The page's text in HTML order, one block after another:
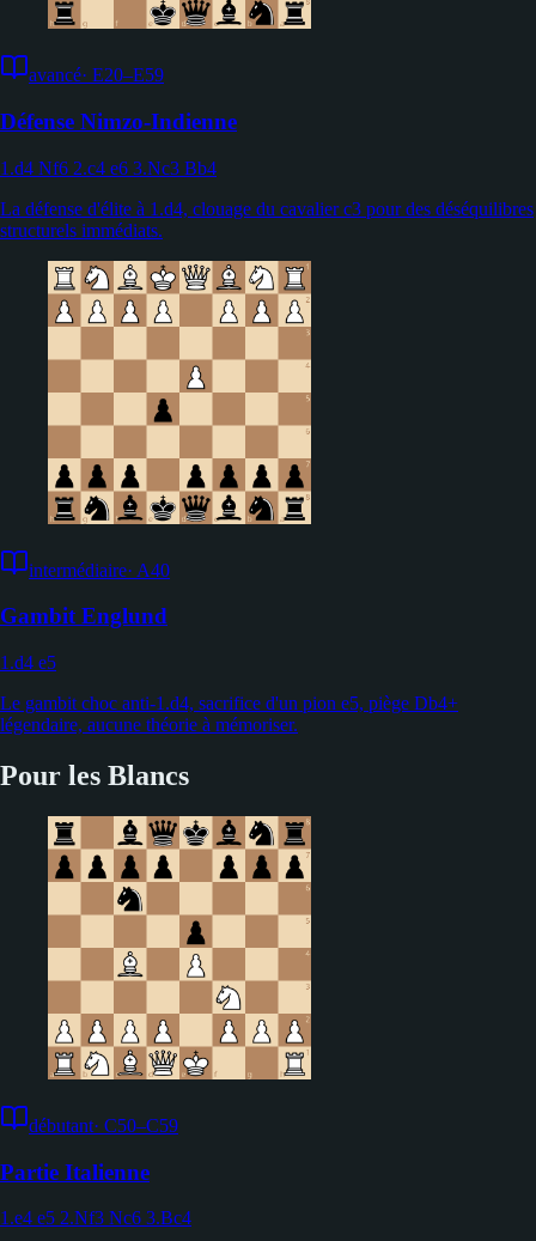
avancé· E20–E59
Défense Nimzo-Indienne
1.d4 Nf6 2.c4 e6 3.Nc3 Bb4
La défense d'élite à 1.d4, clouage du cavalier c3 pour des déséquilibres
structurels immédiats.
intermédiaire· A40
Gambit Englund
1.d4 e5
Le gambit choc anti-1.d4, sacrifice d'un pion e5, piège Db4+
légendaire, aucune théorie à mémoriser.
Pour les Blancs
débutant· C50–C59
Partie Italienne
1.e4 e5 2.Nf3 Nc6 3.Bc4